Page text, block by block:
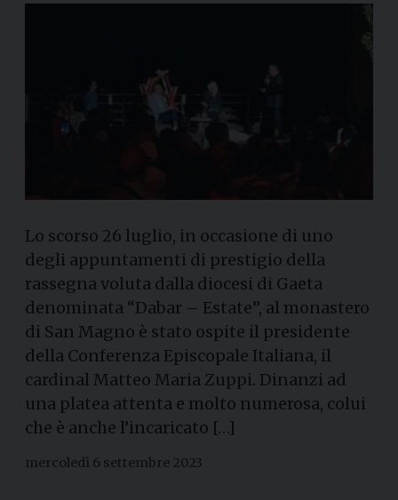
Lo scorso 26 luglio, in occasione di uno
degli appuntamenti di prestigio della
rassegna voluta dalla diocesi di Gaeta
denominata “Dabar – Estate”, al monastero
di San Magno è stato ospite il presidente
della Conferenza Episcopale Italiana, il
cardinal Matteo Maria Zuppi. Dinanzi ad
una platea attenta e molto numerosa, colui
che è anche l’incaricato […]
mercoledì 6 settembre 2023